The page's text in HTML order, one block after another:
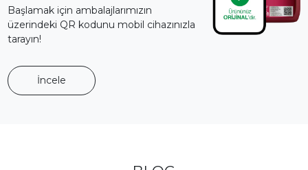
Başlamak için ambalajlarımızın
üzerindeki QR kodunu mobil cihazınızla
tarayın!
İncele